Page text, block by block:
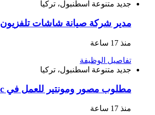
جديد متنوعة اسطنبول، تركيا
مدير شركة صيانة شاشات تلفزيون
منذ 17 ساعة
تفاصيل الوظيفة
جديد متنوعة اسطنبول، تركيا
مطلوب مصور ومونتير للعمل في Brilliant Clinic
منذ 17 ساعة